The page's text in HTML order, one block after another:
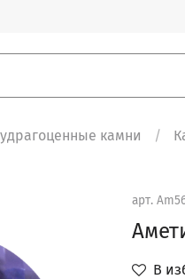
камни
арт.
В